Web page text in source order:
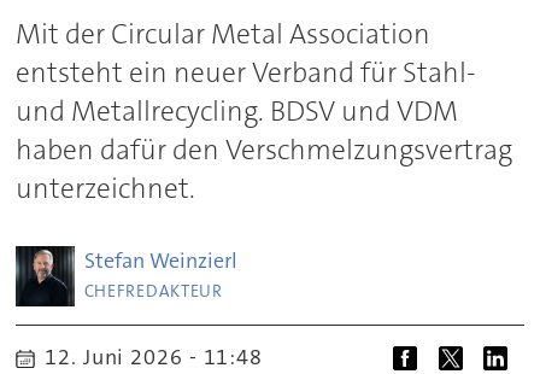
Mit der Circular Metal Association
entsteht ein neuer Verband für Stahl-
und Metallrecycling. BDSV und VDM
haben dafür den Verschmelzungsvertrag
unterzeichnet.
Stefan Weinzierl
CHEFREDAKTEUR
12. Juni 2026 - 11:48